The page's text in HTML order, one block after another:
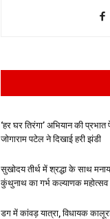
‘हर घर तिरंगा’ अभियान की प्रभात
जोगाराम पटेल ने दिखाई हरी झंडी
सुखोदय तीर्थ में श्रद्धा के साथ
कुंथुनाथ का गर्भ कल्याणक महोत्सव
डग में कांवड़ यात्रा, विधायक